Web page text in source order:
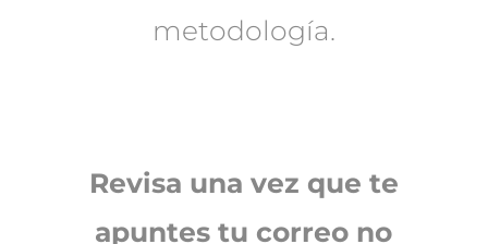
metodología.
Revisa una vez que te
apuntes tu correo no